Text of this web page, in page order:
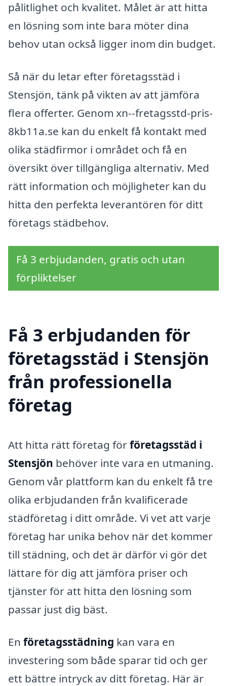
pålitlighet och kvalitet. Målet är att hitta
en lösning som inte bara möter dina
behov utan också ligger inom din budget.
Så när du letar efter företagsstäd i
Stensjön, tänk på vikten av att jämföra
flera offerter. Genom xn--fretagsstd-pris-
8kb11a.se kan du enkelt få kontakt med
olika städfirmor i området och få en
översikt över tillgängliga alternativ. Med
rätt information och möjligheter kan du
hitta den perfekta leverantören för ditt
företags städbehov.
Få 3 erbjudanden, gratis och utan
förpliktelser
Få 3 erbjudanden för
företagsstäd i Stensjön
från professionella
företag
Att hitta rätt företag förföretagsstäd i
Stensjön behöver inte vara en utmaning.
Genom vår plattform kan du enkelt få tre
olika erbjudanden från kvalificerade
städföretag i ditt område. Vi vet att varje
företag har unika behov när det kommer
till städning, och det är därför vi gör det
lättare för dig att jämföra priser och
tjänster för att hitta den lösning som
passar just dig bäst.
En företagsstädning kan vara en
investering som både sparar tid och ger
ett bättre intryck av ditt företag. Här är